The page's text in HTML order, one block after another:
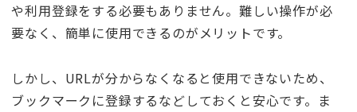
や利用登録をする必要もありません。難しい操作が必
要なく、簡単に使用できるのがメリットです。
しかし、URLが分からなくなると使用できないため、
ブックマークに登録するなどしておくと安心です。ま